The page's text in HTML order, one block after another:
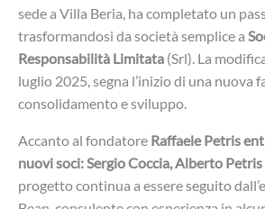
sede a Villa Beria, ha completato un
trasformandosi da società semplice a
Responsabilità Limitata (Srl). La
luglio 2025, segna l’inizio di una nuova
consolidamento e sviluppo.
Accanto al fondatore Raffaele Petris
nuovi soci: Sergio Coccia, Alberto
progetto continua a essere seguito